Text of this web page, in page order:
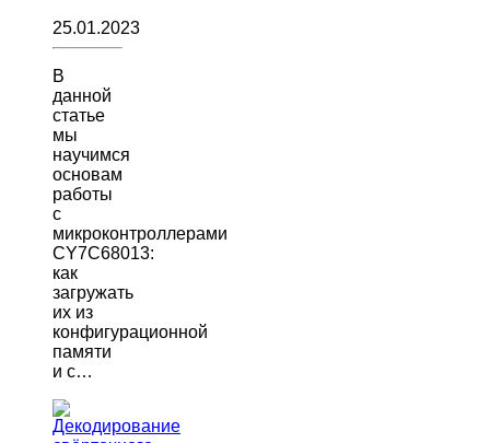
25.01.2023
В
данной
статье
мы
научимся
основам
работы
с
микроконтроллерами
CY7C68013:
как
загружать
их из
конфигурационной
памяти
и с…